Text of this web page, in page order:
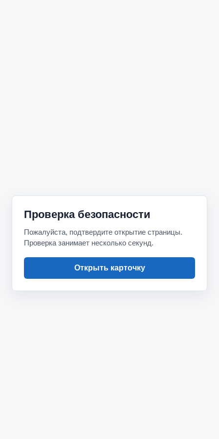
Проверка безопасности
Пожалуйста, подтвердите открытие страницы.
Проверка занимает несколько секунд.
Открыть карточку